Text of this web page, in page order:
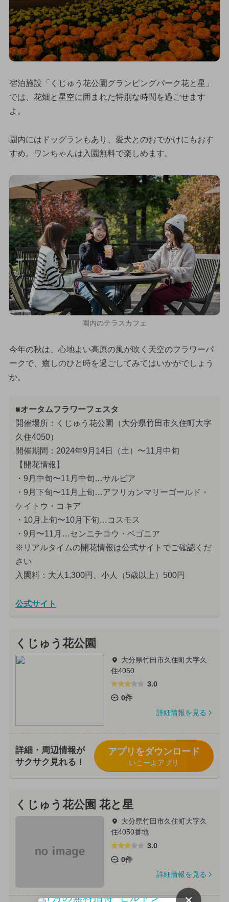
宿泊施設「くじゅう花公園グランピングパーク花と星」
では、花畑と星空に囲まれた特別な時間を過ごせます
よ。
園内にはドッグランもあり、愛犬とのおでかけにもおす
すめ。ワンちゃんは入園無料で楽しめます。
園内のテラスカフェ
今年の秋は、心地よい高原の風が吹く天空のフラワーパ
ークで、癒しのひと時を過ごしてみてはいかがでしょう
か。
■オータムフラワーフェスタ
開催場所：くじゅう花公園（大分県竹田市久住町大字
久住4050）
開催期間：2024年9月14日（土）〜11月中旬
【開花情報】
・9月中旬〜11月中旬…サルビア
・9月下旬〜11月上旬…アフリカンマリーゴールド・
ケイトウ・コキア
・10月上旬〜10月下旬…コスモス
・9月〜11月…センニチコウ・ベゴニア
※リアルタイムの開花情報は公式サイトでご確認くだ
さい
入園料：大人1,300円、小人（5歳以上）500円
公式サイト
くじゅう花公園
大分県竹田市久住町大字久
住4050
3.0
0件
詳細情報を見る
詳細・周辺情報が
サクサク見れる！
アプリをダウンロード
いこーよアプリ
くじゅう花公園 花と星
大分県竹田市久住町大字久
住4050番地
3.0
0件
詳細情報を見る